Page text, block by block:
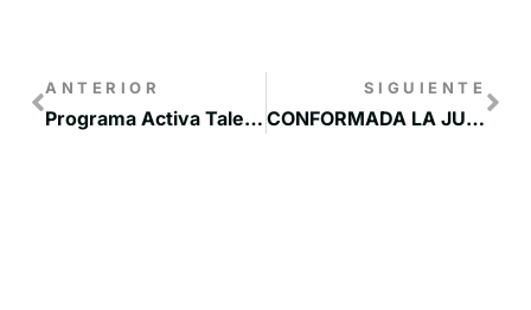
ANTERIOR
Programa Activa Talento de la UCLM
SIGUIENTE
CONFORMADA LA JUNTA DIRECTIVA DEL ÓRGANO DE GESTIÓN DE LA RESERVA DE LA BIOSFERA DEL VALLE DEL CABRIEL